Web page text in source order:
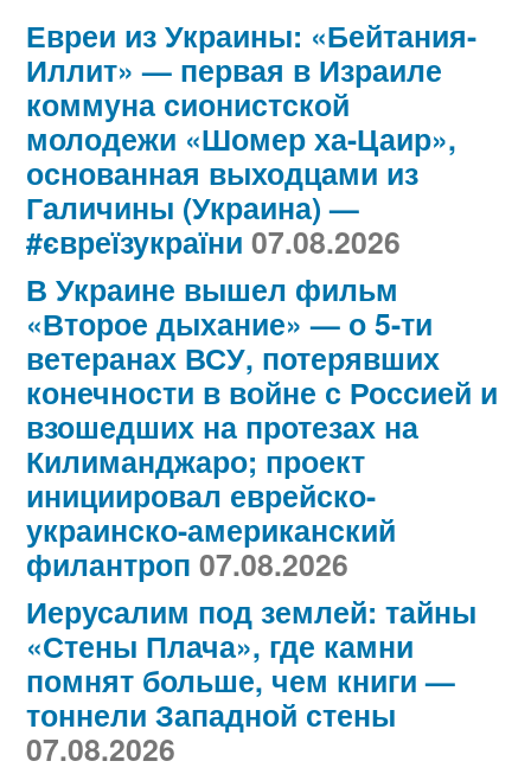
Евреи из Украины: «Бейтания-
Иллит» — первая в Израиле
коммуна сионистской
молодежи «Шомер ха-Цаир»,
основанная выходцами из
Галичины (Украина) —
#євреїзукраїни 07.08.2026
В Украине вышел фильм
«Второе дыхание» — о 5-ти
ветеранах ВСУ, потерявших
конечности в войне с Россией и
взошедших на протезах на
Килиманджаро; проект
инициировал еврейско-
украинско-американский
филантроп 07.08.2026
Иерусалим под землей: тайны
«Стены Плача», где камни
помнят больше, чем книги —
тоннели Западной стены
07.08.2026